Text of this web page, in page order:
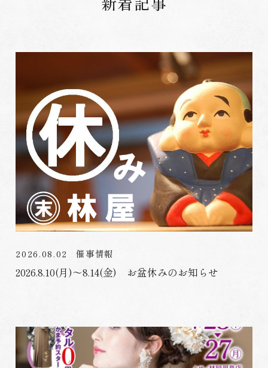
2026.08.02 催事情報
2026.8.10(月)～8.14(金) お盆休みのお知らせ